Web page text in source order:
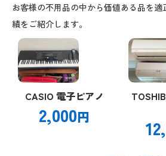
お客様の不用品の中から価値ある品を
績をご紹介します。
CASIO 電子ピアノ
2,000円